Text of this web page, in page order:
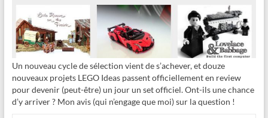
Un nouveau cycle de sélection vient de s’achever, et douze
nouveaux projets LEGO Ideas passent officiellement en review
pour devenir (peut-être) un jour un set officiel. Ont-ils une chance
d’y arriver ? Mon avis (qui n’engage que moi) sur la question !